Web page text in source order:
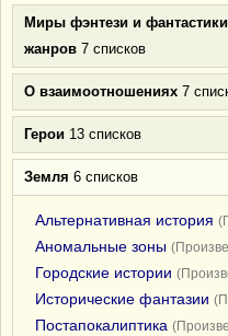
Миры фэнтези и
жанров 7 списков
О взаимоотношениях 7
Герои 13 списков
Земля 6 списков
Альтернативная история
Аномальные зоны
Городские истории
Исторические фантазии
Постапокалиптика